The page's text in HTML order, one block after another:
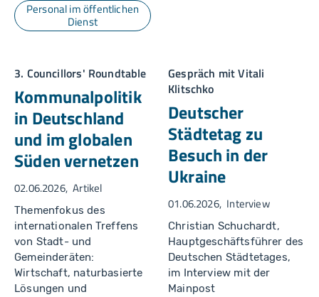
Personal im öffentlichen
Dienst
3. Councillors' Roundtable
Kommunalpolitik
in Deutschland
und im globalen
Süden vernetzen
02.06.2026 Artikel
Themenfokus des
internationalen Treffens
von Stadt- und
Gemeinderäten:
Wirtschaft, naturbasierte
Lösungen und
Gespräch mit Vitali
Klitschko
Deutscher
Städtetag zu
Besuch in der
Ukraine
01.06.2026 Interview
Christian Schuchardt,
Hauptgeschäftsführer des
Deutschen Städtetages,
im Interview mit der
Mainpost